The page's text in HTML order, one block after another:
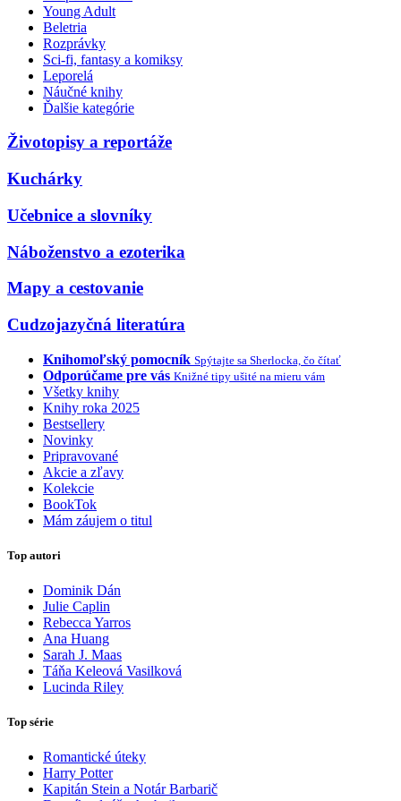
Young Adult
Beletria
Rozprávky
Sci-fi, fantasy a komiksy
Leporelá
Náučné knihy
Ďalšie kategórie
Životopisy a reportáže
Kuchárky
Učebnice a slovníky
Náboženstvo a ezoterika
Mapy a cestovanie
Cudzojazyčná literatúra
Knihomoľský pomocník Spýtajte sa Sherlocka, čo čítať
Odporúčame pre vás Knižné tipy ušité na mieru vám
Všetky knihy
Knihy roka 2025
Bestsellery
Novinky
Pripravované
Akcie a zľavy
Kolekcie
BookTok
Mám záujem o titul
Top autori
Dominik Dán
Julie Caplin
Rebecca Yarros
Ana Huang
Sarah J. Maas
Táňa Keleová Vasilková
Lucinda Riley
Top série
Romantické úteky
Harry Potter
Kapitán Stein a Notár Barbarič